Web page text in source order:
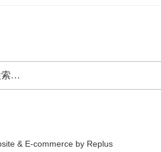
& E-commerce by Replus